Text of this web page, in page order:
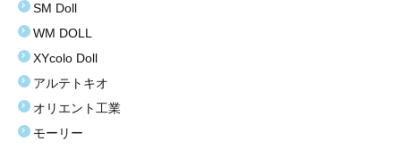
SM Doll
WM DOLL
XYcolo Doll
アルテトキオ
オリエント工業
モーリー